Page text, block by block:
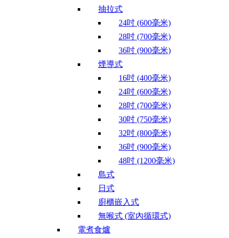
抽拉式
24吋 (600毫米)
28吋 (700毫米)
36吋 (900毫米)
煙導式
16吋 (400毫米)
24吋 (600毫米)
28吋 (700毫米)
30吋 (750毫米)
32吋 (800毫米)
36吋 (900毫米)
48吋 (1200毫米)
島式
日式
廚櫃嵌入式
無喉式 (室內循環式)
電煮食爐